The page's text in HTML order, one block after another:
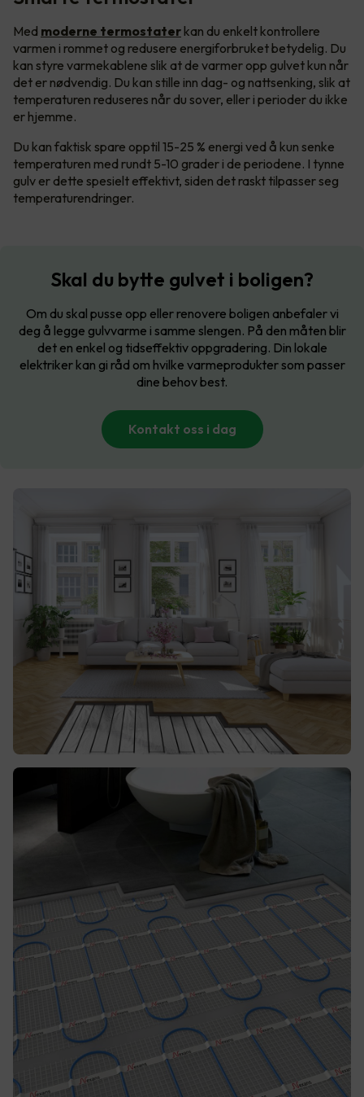
Med moderne termostater kan du enkelt kontrollere
varmen i rommet og redusere energiforbruket betydelig. Du
kan styre varmekablene slik at de varmer opp gulvet kun når
det er nødvendig. Du kan stille inn dag- og nattsenking, slik at
temperaturen reduseres når du sover, eller i perioder du ikke
er hjemme.
Du kan faktisk spare opptil 15-25 % energi ved å kun senke
temperaturen med rundt 5-10 grader i de periodene. I tynne
gulv er dette spesielt effektivt, siden det raskt tilpasser seg
temperaturendringer.
Skal du bytte gulvet i boligen?
Om du skal pusse opp eller renovere boligen anbefaler vi
deg å legge gulvvarme i samme slengen. På den måten blir
det en enkel og tidseffektiv oppgradering. Din lokale
elektriker kan gi råd om hvilke varmeprodukter som passer
dine behov best.
Kontakt oss i dag